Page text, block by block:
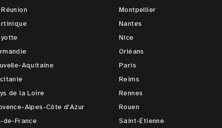
Aquitaine
de la Loire
Alpes-Côte d'Azur
de-France
Montpellier
Nantes
Nice
Orléans
Paris
Reims
Rennes
Rouen
Saint-Étienne